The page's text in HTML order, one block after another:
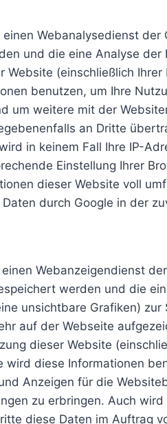
Webanalysedienst der
und die eine Analyse
Website (einschließlich
benutzen, um Ihre
um weitere mit der
an Dritte
in keinem Fall Ihre IP-
Einstellung Ihrer
dieser Website voll
durch Google in der
Webanzeigendienst
werden und die
unsichtbare Grafiken)
auf der Webseite
dieser Website
diese Informationen
Anzeigen für die
zu erbringen. Auch
diese Daten im Auftrag